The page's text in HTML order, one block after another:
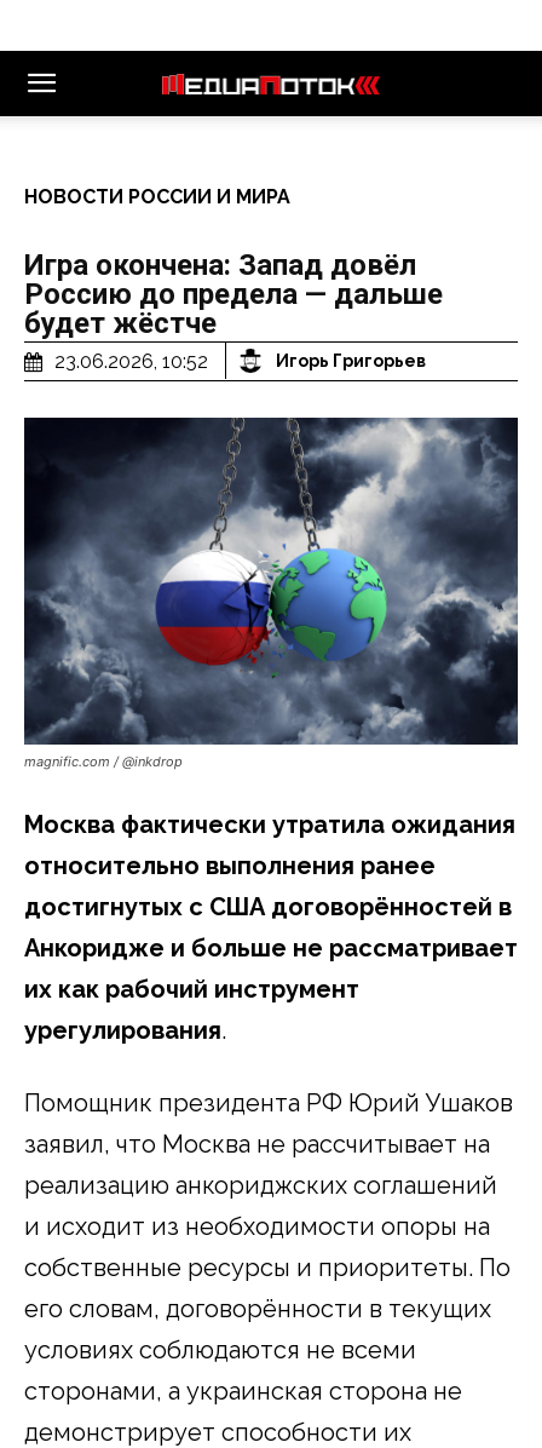
НОВОСТИ РОССИИ И МИРА
Игра окончена: Запад довёл
Россию до предела — дальше
будет жёстче
23.06.2026, 10:52 Игорь Григорьев
magnific.com / @inkdrop
Москва фактически утратила ожидания
относительно выполнения ранее
достигнутых с США договорённостей в
Анкоридже и больше не рассматривает
их как рабочий инструмент
урегулирования.
Помощник президента РФ Юрий Ушаков
заявил, что Москва не рассчитывает на
реализацию анкориджских соглашений
и исходит из необходимости опоры на
собственные ресурсы и приоритеты. По
его словам, договорённости в текущих
условиях соблюдаются не всеми
сторонами, а украинская сторона не
демонстрирует способности их